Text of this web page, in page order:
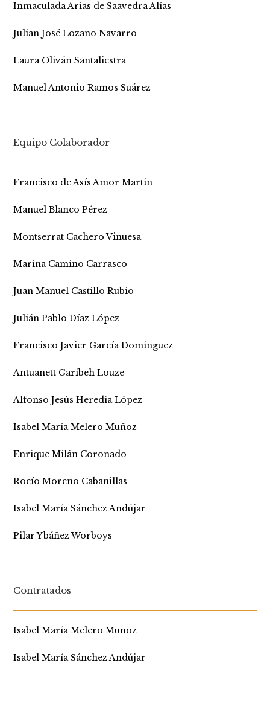
Inmaculada Arias de Saavedra Alías
Julían José Lozano Navarro
Laura Oliván Santaliestra
Manuel Antonio Ramos Suárez
Equipo Colaborador
Francisco de Asís Amor Martín
Manuel Blanco Pérez
Montserrat Cachero Vinuesa
Marina Camino Carrasco
Juan Manuel Castillo Rubio
Julián Pablo Díaz López
Francisco Javier García Domínguez
Antuanett Garibeh Louze
Alfonso Jesús Heredia López
Isabel María Melero Muñoz
Enrique Milán Coronado
Rocío Moreno Cabanillas
Isabel María Sánchez Andújar
Pilar Ybáñez Worboys
Contratados
Isabel María Melero Muñoz
Isabel María Sánchez Andújar